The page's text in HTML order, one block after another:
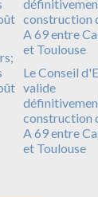
Le Conseil
valide
construction
A 69 entre
et Toulouse